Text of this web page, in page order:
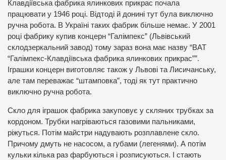
Клавдіївська фабрика ялинкових прикрас почала
працювати у 1946 році. Відтоді й донині тут була виключно
ручна робота. В Україні таких фабрик більше немає. У 2001
році фабрику купив концерн “Галімпекс” (Львівський
склодзеркальний завод) тому зараз вона має назву “ВАТ
“Галімпекс-Клавдіївська фабрика ялинкових прикрас””.
Іграшки концерн виготовляє також у Львові та Лисичанську,
але там переважає “штамповка”, тоді як тут практично
виключно ручна робота.
Скло для іграшок фабрика закуповує у скляних трубках за
кордоном. Трубки нагріваються газовими пальниками,
ріжуться. Потім майстри надувають розплавлене скло.
Причому дмуть не насосом, а губами (легенями). А потім
кульки кілька раз фарбуються і розписуються. І стають